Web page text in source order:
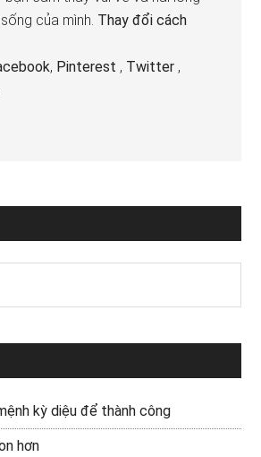
của mình. Thay đổi cách
, Pinterest , Twitter ,
kỳ diệu để thành công
hơn